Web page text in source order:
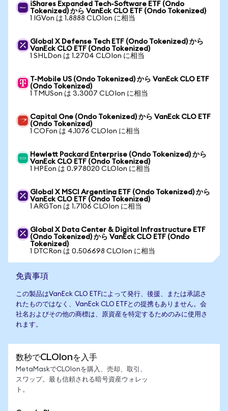
iShares Expanded Tech-Software ETF (Ondo
Tokenized) から VanEck CLO ETF (Ondo Tokenized)
1 IGVon は 1.8888 CLOIon に相当
Global X Defense Tech ETF (Ondo Tokenized) から
VanEck CLO ETF (Ondo Tokenized)
1 SHLDon は 1.2704 CLOIon に相当
T-Mobile US (Ondo Tokenized) から VanEck CLO ETF
(Ondo Tokenized)
1 TMUSon は 3.3007 CLOIon に相当
Capital One (Ondo Tokenized) から VanEck CLO ETF
(Ondo Tokenized)
1 COFon は 4.1076 CLOIon に相当
Hewlett Packard Enterprise (Ondo Tokenized) から
VanEck CLO ETF (Ondo Tokenized)
1 HPEon は 0.978020 CLOIon に相当
Global X MSCI Argentina ETF (Ondo Tokenized) から
VanEck CLO ETF (Ondo Tokenized)
1 ARGTon は 1.7106 CLOIon に相当
Global X Data Center & Digital Infrastructure ETF
(Ondo Tokenized) から VanEck CLO ETF (Ondo
Tokenized)
1 DTCRon は 0.506698 CLOIon に相当
免責事項
この製品はVanEck CLO ETFによって発行、後援、または承認さ
れたものではなく、VanEck CLO ETFとの提携もありません。会
社名およびその他の商標は、原資産を特定するためのみに使用さ
れます。
数秒でCLOIonを入手
MetaMaskでCLOIonを購入、売却、取引、
スワップ。最も信頼される暗号資産ウォレッ
ト。